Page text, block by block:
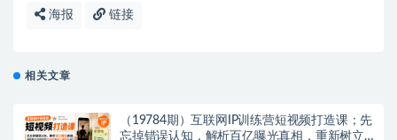
海报 链接
相关文章
（19784期）互联网IP训练营短视频打造课；先
忘掉错误认知，解析百亿曝光真相，重新树立